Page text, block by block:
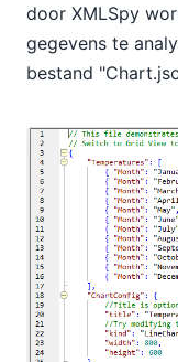
door XMLSpy
gegevens te
bestand